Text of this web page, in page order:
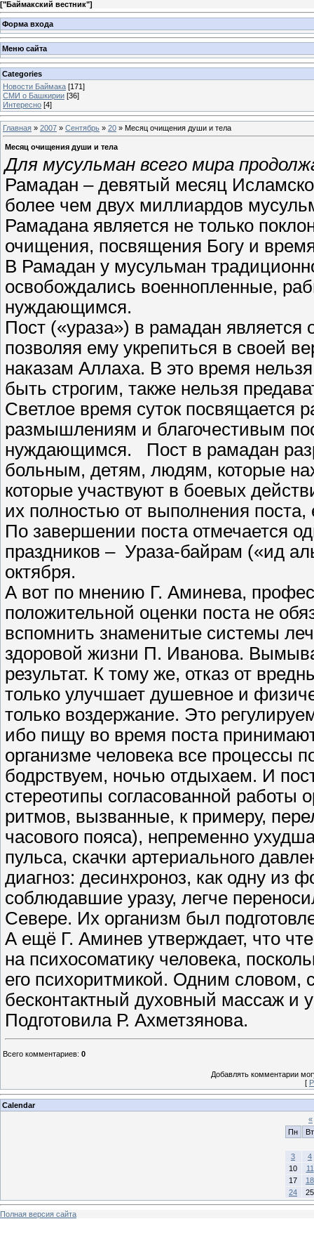
["Баймакский вестник"]
Форма входа
Меню сайта
Categories
Новости Баймака [171]
СМИ о Башкирии [36]
Интересно [4]
Главная » 2007 » Сентябрь » 20 » Месяц очищения души и тела
Месяц очищения души и тела
Для мусульман всего мира
Рамадан – девятый месяц
более чем двух миллиардов
Рамадана является не только
очищения, посвящения Богу и
В Рамадан у мусульман
освобождались военнопленные,
нуждающимся.
Пост («ураза») в рамадан
позволяя ему укрепиться в своей
наказам Аллаха. В это время
быть строгим, также нельзя
Светлое время суток посвящается
размышлениям и благочестивым
нуждающимся. Пост в рамадан
больным, детям, людям, которые
которые участвуют в боевых
их полностью от выполнения
По завершении поста отмечается
праздников – Ураза-байрам («ид
октября.
А вот по мнению Г. Аминева,
положительной оценки поста не
вспомнить знаменитые системы
здоровой жизни П. Иванова.
результат. К тому же, отказ от
только улучшает душевное и
только воздержание. Это
ибо пищу во время поста
организме человека все процессы
бодрствуем, ночью отдыхаем. И
стереотипы согласованной работы
ритмов, вызванные, к примеру,
часового пояса), непременно
пульса, скачки артериального
диагноз: десинхроноз, как одну из
соблюдавшие уразу, легче
Севере. Их организм был
А ещё Г. Аминев утверждает, что
на психосоматику человека,
его психоритмикой. Одним
бесконтактный духовный массаж и
Подготовила Р. Ахметзянова.
Всего комментариев: 0
Добавлять комментарии
[
Calendar
«
Пн
Вт
3
4
10
11
17
18
24
25
Полная версия сайта